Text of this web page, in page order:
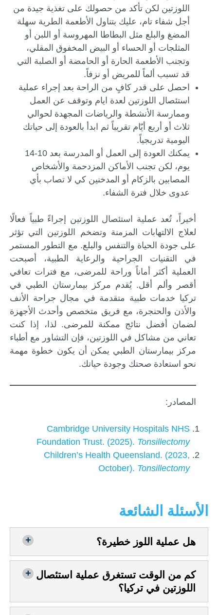
اللوزتين لكن تأكد من حصولك على تغذية جيدة من
أجل شفاء تام، عليك بتناول الأطعمة الطرية سهلة
المضغ والبلع مثل البطاطا المهروسة أو اللبن أو
المثلجات أو الحساء أو البيض المخفوق المقلي،
وتجنب الأطعمة الحارة أو الحامضة أو الصلبة التي
قد تسبب ألماً للمريض أو نزفاً.
احصل على قدر كافٍ من الراحة بعد إجراء عملية
استئصال اللوزتين لعدة ايام وتوقف عن العمل
وممارسة الأنشطة والرياضات المجهدة لحوالي
ثلاث أو أربع أيّام تقريباً ثم ابدأ بالعودة إلى حياتك
اليومية تدريجياً.
يمكنك العودة إلى العمل أو المدرسة بعد 10-14
يوم، لكن تجنب الأماكن المزدحمة والأشخاص
المصابين بالزكام أو المدخنين كي لا تصاب بأي
عدوى خلال فترة الشفاء.
أخيراً، تُعد عملية استئصال اللوزتين إجراءً طبياً فعالًا
لعلاج الالتهابات المزمنة وتضخم اللوزتين التي تؤثر
على جودة الحياة والتنفس والبلع. مع التطور المستمر
في التقنيات الجراحية والرعاية الطبية، أصبحت
العملية أكثر أماناً وراحة للمرضى، مع فترات تعافي
أقصر وألم أقل. يُقدم مركز بيمارستان الطبي في
تركيا خدمات طبية متقدمة في مجال جراحة الأنف
والأذن والحنجرة، مع فريق متخصص وأحدث الأجهزة
لضمان أفضل نتائج ممكنة للمرضى. لذا، إذا كنت
تعاني من مشاكل في اللوزتين، فإن التشاور مع أطباء
مركز بيمارستان الطبي يمكن أن يكون خطوة مهمة
نحو استعادة صحتك وجودة حياتك.
المصادر:
Cambridge University Hospitals NHS
Foundation Trust. (2025). Tonsillectomy
Children’s Health Queensland. (2023,
October). Tonsillectomy
الأسئلة الشائعة
هل عملية اللوز خطيرة؟
كم من الوقت تستغرق عملية استئصال
اللوزتين في تركيا؟